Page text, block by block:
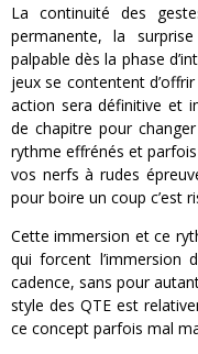
La continuité des
permanente, la
palpable dès la phase
jeux se contentent
action sera définitive et
de chapitre pour
rythme effrénés et
vos nerfs à rudes
pour boire un coup c’est
Cette immersion et ce
qui forcent l’immersion
cadence, sans pour
style des QTE est
ce concept parfois mal